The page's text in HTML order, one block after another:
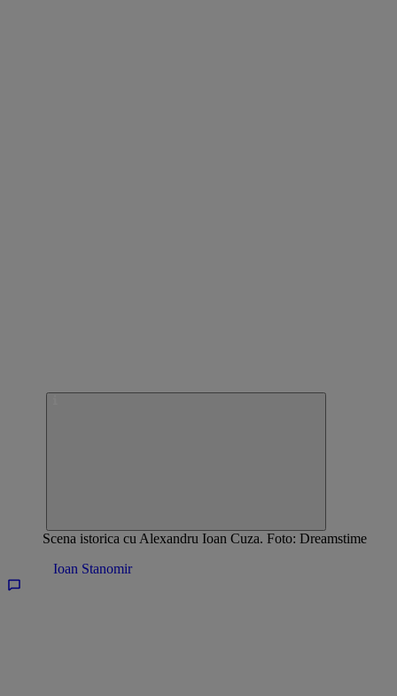
Scena istorica cu Alexandru Ioan Cuza. Foto: Dreamstime
Ioan Stanomir